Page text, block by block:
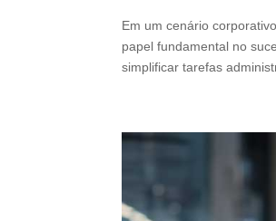
Em um cenário
papel fundamental no
simplificar tarefas